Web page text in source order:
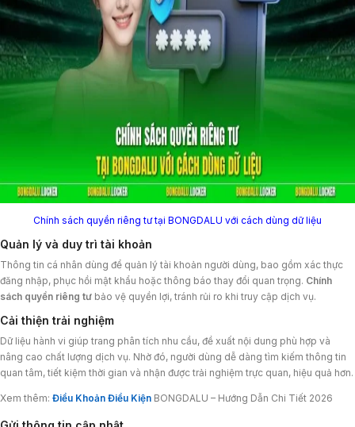
Chính sách quyền riêng tư tại BONGDALU với cách dùng dữ liệu
Quản lý và duy trì tài khoản
Thông tin cá nhân dùng để quản lý tài khoản người dùng, bao gồm xác thực
đăng nhập, phục hồi mật khẩu hoặc thông báo thay đổi quan trọng. Chính
sách quyền riêng tư bảo vệ quyền lợi, tránh rủi ro khi truy cập dịch vụ.
Cải thiện trải nghiệm
Dữ liệu hành vi giúp trang phân tích nhu cầu, đề xuất nội dung phù hợp và
nâng cao chất lượng dịch vụ. Nhờ đó, người dùng dễ dàng tìm kiếm thông tin
quan tâm, tiết kiệm thời gian và nhận được trải nghiệm trực quan, hiệu quả hơn.
Xem thêm: Điều Khoản Điều Kiện BONGDALU – Hướng Dẫn Chi Tiết 2026